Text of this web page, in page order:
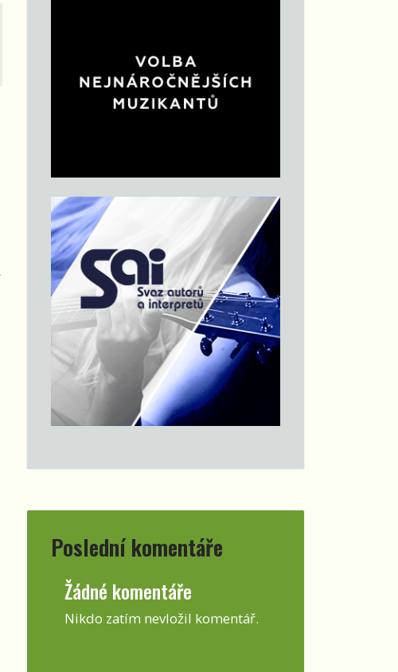
Poslední komentáře
Žádné komentáře
Nikdo zatím nevložil komentář.